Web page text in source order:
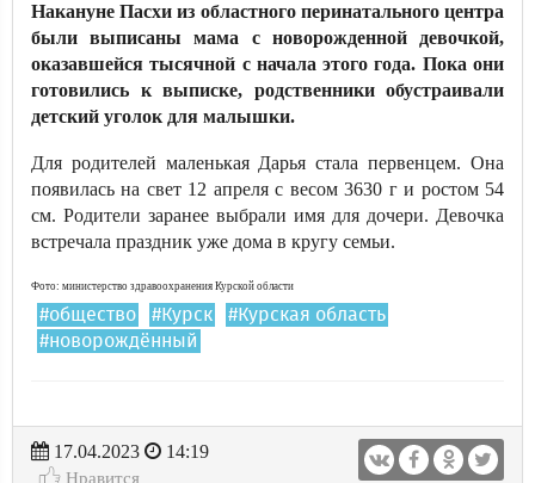
Накануне Пасхи из областного перинатального центра
были выписаны мама с новорожденной девочкой,
оказавшейся тысячной с начала этого года. Пока они
готовились к выписке, родственники обустраивали
детский уголок для малышки.
Для родителей маленькая Дарья стала первенцем. Она
появилась на свет 12 апреля с весом 3630 г и ростом 54
см. Родители заранее выбрали имя для дочери. Девочка
встречала праздник уже дома в кругу семьи.
Фото: министерство здравоохранения Курской области
#общество #Курск
#Курская область
#новорождённый
17.04.2023
14:19
Нравится